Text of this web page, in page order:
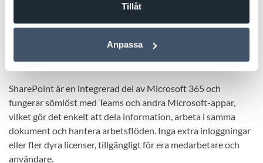
Tillåt
Anpassa
En smidig lösning för
dokumenthantering, intranät och
samarbete
SharePoint är en integrerad del av Microsoft 365 och
fungerar sömlöst med Teams och andra Microsoft-appar,
vilket gör det enkelt att dela information, arbeta i samma
dokument och hantera arbetsflöden. Inga extra inloggningar
eller fler dyra licenser, tillgängligt för era medarbetare och
användare.